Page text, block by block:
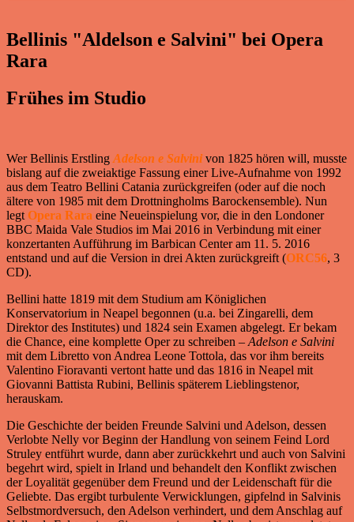
Bellinis "Aldelson e Salvini" bei Opera
Rara
Frühes im Studio
Wer Bellinis Erstling Adelson e Salvini von 1825 hören will, musste
bislang auf die zweiaktige Fassung einer Live-Aufnahme von 1992
aus dem Teatro Bellini Catania zurückgreifen (oder auf die noch
ältere von 1985 mit dem Drottningholms Barockensemble). Nun
legt Opera Rara eine Neueinspielung vor, die in den Londoner
BBC Maida Vale Studios im Mai 2016 in Verbindung mit einer
konzertanten Aufführung im Barbican Center am 11. 5. 2016
entstand und auf die Version in drei Akten zurückgreift (ORC56, 3
CD).
Bellini hatte 1819 mit dem Studium am Königlichen
Konservatorium in Neapel begonnen (u.a. bei Zingarelli, dem
Direktor des Institutes) und 1824 sein Examen abgelegt. Er bekam
die Chance, eine komplette Oper zu schreiben – Adelson e Salvini
mit dem Libretto von Andrea Leone Tottola, das vor ihm bereits
Valentino Fioravanti vertont hatte und das 1816 in Neapel mit
Giovanni Battista Rubini, Bellinis späterem Lieblingstenor,
herauskam.
Die Geschichte der beiden Freunde Salvini und Adelson, dessen
Verlobte Nelly vor Beginn der Handlung von seinem Feind Lord
Struley entführt wurde, dann aber zurückkehrt und auch von Salvini
begehrt wird, spielt in Irland und behandelt den Konflikt zwischen
der Loyalität gegenüber dem Freund und der Leidenschaft für die
Geliebte. Das ergibt turbulente Verwicklungen, gipfelnd in Salvinis
Selbstmordversuch, den Adelson verhindert, und dem Anschlag auf